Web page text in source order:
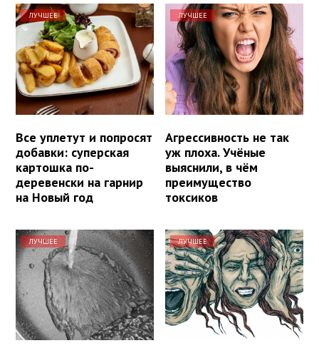
ЛУЧШЕЕ
Все уплетут и попросят
добавки: суперская
картошка по-
деревенски на гарнир
на Новый год
ЛУЧШЕЕ
Агрессивность не так
уж плоха. Учёные
выяснили, в чём
преимущество
токсиков
ЛУЧШЕЕ ЛУЧШЕЕ